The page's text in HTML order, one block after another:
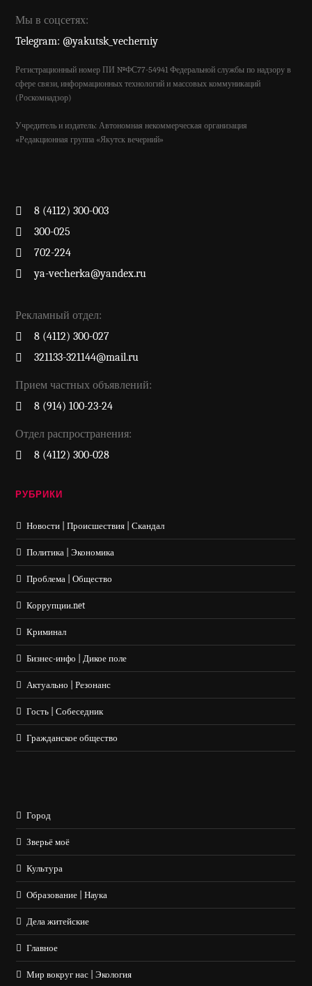
Мы в соцсетях:
Telegram: @yakutsk_vecherniy
Регистрационный номер ПИ №ФС77-54941 Федеральной службы по надзору в
сфере связи, информационных технологий и массовых коммуникаций
(Роскомнадзор)
Учредитель и издатель: Автономная некоммерческая организация
«Редакционная группа «Якутск вечерний»
8 (4112) 300-003
300-025
702-224
ya-vecherka@yandex.ru
Рекламный отдел:
8 (4112) 300-027
321133-321144@mail.ru
Прием частных объявлений:
8 (914) 100-23-24
Отдел распространения:
8 (4112) 300-028
РУБРИКИ
Новости | Происшествия | Скандал
Политика | Экономика
Проблема | Общество
Коррупции.net
Криминал
Бизнес-инфо | Дикое поле
Актуально | Резонанс
Гость | Собеседник
Гражданское общество
Город
Зверьё моё
Культура
Образование | Наука
Дела житейские
Главное
Мир вокруг нас | Экология